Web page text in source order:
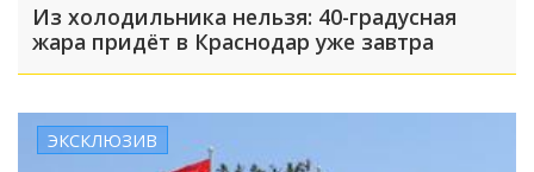
Из холодильника нельзя: 40-градусная
жара придёт в Краснодар уже завтра
ЭКСКЛЮЗИВ